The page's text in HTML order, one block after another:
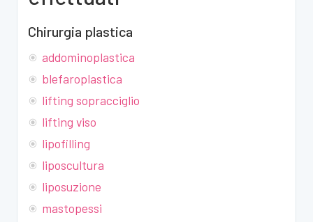
Chirurgia plastica
addominoplastica
blefaroplastica
lifting sopracciglio
lifting viso
lipofilling
liposcultura
liposuzione
mastopessi